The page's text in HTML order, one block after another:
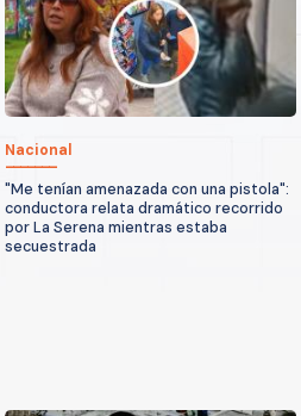
Nacional
"Me tenían amenazada con una pistola":
conductora relata dramático recorrido
por La Serena mientras estaba
secuestrada